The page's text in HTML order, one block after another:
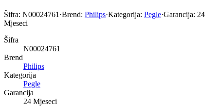
Šifra: N00024761 ·Brend: Philips·Kategorija: Pegle·Garancija: 24
Mjeseci
Šifra
N00024761
Brend
Philips
Kategorija
Pegle
Garancija
24 Mjeseci